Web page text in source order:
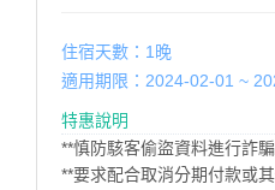
住宿天數：1晚
適用期限：2024-02-01 ~
特惠說明
**慎防駭客偷盜資料進行詐騙.
**要求配合取消分期付款或